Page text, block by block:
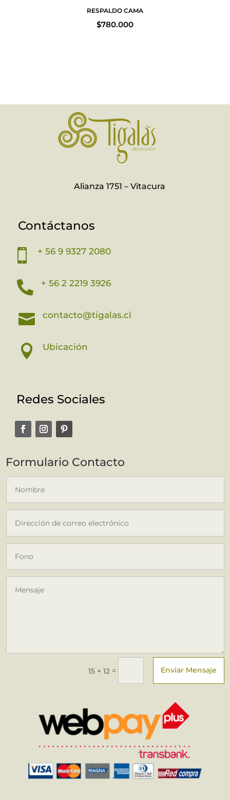
RESPALDO CAMA
$780.000
Alianza 1751 – Vitacura
Contáctanos
 + 56 9 9327 2080
 + 56 2 2219 3926
 contacto@tigalas.cl
 Ubicación
Redes Sociales
Formulario Contacto
15 + 12 = Enviar Mensaje